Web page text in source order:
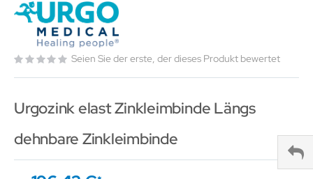
Seien Sie der erste, der dieses Produkt bewertet
Urgozink elast Zinkleimbinde Längs
dehnbare Zinkleimbinde